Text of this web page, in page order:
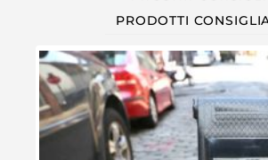
PRODOTTI